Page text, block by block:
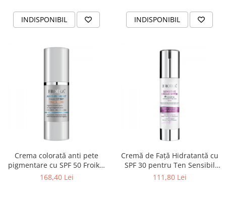
INDISPONIBIL INDISPONIBIL
Crema colorată anti pete
pigmentare cu SPF 50 Froika,
protecție totala
168,40 Lei
Cremă de Față Hidratantă cu
SPF 30 pentru Ten Sensibil
Froika
111,80 Lei